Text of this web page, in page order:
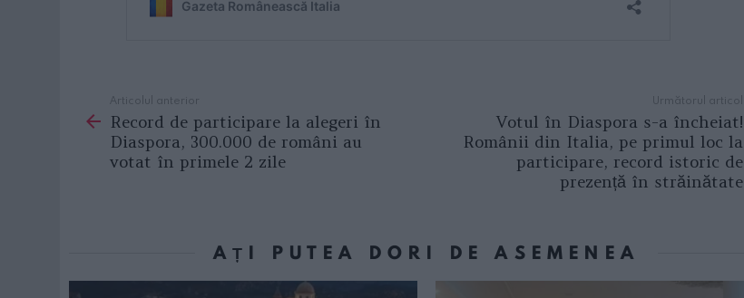
more
Articolul anterior
Record de participare la alegeri în
Diaspora, 300.000 de români au
votat în primele 2 zile
Următorul articol
Votul în Diaspora s-a încheiat!
Românii din Italia, pe primul loc la
participare, record istoric de
prezență în străinătate
AȚI PUTEA DORI DE ASEMENEA